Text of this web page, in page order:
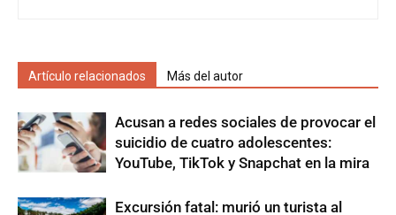
Artículo relacionados Más del autor
Acusan a redes sociales de provocar el
suicidio de cuatro adolescentes:
YouTube, TikTok y Snapchat en la mira
Excursión fatal: murió un turista al